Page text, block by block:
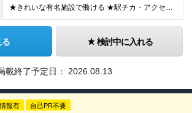
★きれいな有名施設で働ける ★駅チカ・アクセス抜群 ＜GINZA SIX＞ 東京都中央区銀座6-10-1 ＜虎ノ門ヒルズ ビジネスタワー＞ 東京都港区虎ノ門1-17-1 ＜日本都市センター会館＞
検討中に入れる
載終了予定日： 2026.08.13
報有 自己PR不要